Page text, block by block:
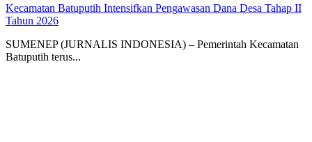
Kecamatan Batuputih Intensifkan Pengawasan Dana Desa Tahap II
Tahun 2026
SUMENEP (JURNALIS INDONESIA) – Pemerintah Kecamatan
Batuputih terus...